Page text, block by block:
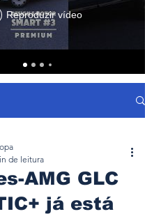
Reproduzir vídeo
AMG GLC
já está
de leitura